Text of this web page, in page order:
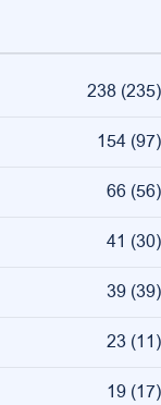
238 (235)
154 (97)
66 (56)
41 (30)
39 (39)
23 (11)
19 (17)